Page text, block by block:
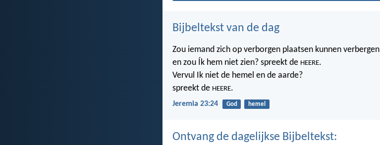
Bijbeltekst van de dag
Zou iemand zich op verborgen plaatsen kunnen verbergen
en zou Ík hem niet zien? spreekt de HEERE.
Vervul Ik niet de hemel en de aarde?
spreekt de HEERE.
Jeremia 23:24 God hemel
Ontvang de dagelijkse Bijbeltekst: